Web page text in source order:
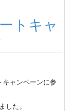
トキャ
ャンペーンに参
た。